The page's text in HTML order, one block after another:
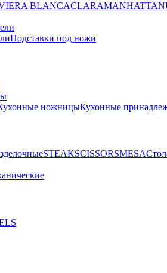
BLANCACLARAMANHATTAN
Подставки под ножи
ножницыКухонные
STEAKSCISSORSMESA